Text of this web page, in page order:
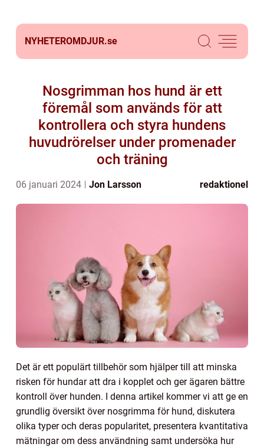
NYHETEROMDJUR.se
Nosgrimman hos hund är ett
föremål som används för att
kontrollera och styra hundens
huvudrörelser under promenader
och träning
06 januari 2024 Jon Larsson redaktionel
Det är ett populärt tillbehör som hjälper till att minska
risken för hundar att dra i kopplet och ger ägaren bättre
kontroll över hunden. I denna artikel kommer vi att ge en
grundlig översikt över nosgrimma för hund, diskutera
olika typer och deras popularitet, presentera kvantitativa
mätningar om dess användning samt undersöka hur